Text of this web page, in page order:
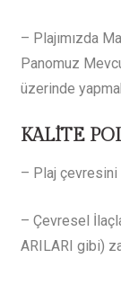
– Plajımızda
Panomuz
üzerinde
KALİTE
– Plaj
– Çevresel
ARILARI gibi)